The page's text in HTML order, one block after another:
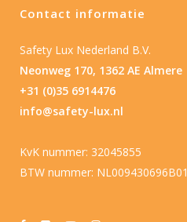
Contact informatie
Safety Lux Nederland B.V.
Neonweg 170, 1362 AE Almere
+31 (0)35 6914476
info@safety-lux.nl
KvK nummer: 32045855
BTW nummer: NL009430696B01